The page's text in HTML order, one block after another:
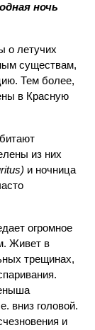
ночь
о летучих
существам,
Тем более,
в Красную
из них
и ночница
огромное
Живет в
трещинах,
вниз головой.
и